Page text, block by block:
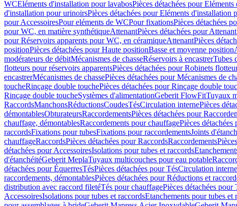
WCEléments d'installation pour lavabosPièces détachées pour
d'installation pour urinoirsPièces détachées pour Eléments d'installation
pour AccessoiresPour eléments de WCPour fixationsPièces détachées
pour WC, en matière synthétiqueAttenantPièces détachées pour Attenant
pour Réservoirs apparents pour WC, en céramiqueAttenantPièces
positionPièces détachées pour Haute positionBasse et moyenne position
modérateurs de débitMécanismes de chasseRéservoirs à encastrerTubes
flotteurs pour réservoirs apparentsPièces détachées pour Robinets
encastrerMécanismes de chassePièces détachées pour Mécanismes de
toucheRinçage double touchePièces détachées pour Rinçage double
Rinçage double toucheSystèmes d'alimentationGeberit FlowFitTuyaux
RaccordsManchonsRéductionsCoudesTésCirculation internePièces
démontablesObturateursRaccordementsPièces détachées pour
chauffage, démontablesRaccordements pour chauffagePièces
raccordsFixations pour tubesFixations pour raccordementsJoints
chauffageRaccordsPièces détachées pour RaccordsRaccordements
détachées pour AccessoiresIsolations pour tubes et raccords
d'étanchéitéGeberit MeplaTuyaux multicouches pour eau potable
détachées pour ÉquerresTésPièces détachées pour TésCirculation interne
raccordements, démontablesPièces détachées pour Réductions et
distribution avec raccord filetéTés pour chauffagePièces détachées
AccessoiresIsolations pour tubes et raccordsEtanchements pour tubes et